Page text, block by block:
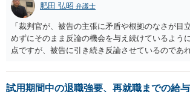
肥田 弘昭 弁護士
「裁判官が、被告の主張に矛盾や根拠のなさが目
めずにそのまま反論の機会を与え続けているよう
点ですが、被告に引き続き反論させているのであ
くしている場合があります。被告がこれ以上あり
るかと思います。ご参考にしてください。
試用期間中の退職強要、再就職までの給